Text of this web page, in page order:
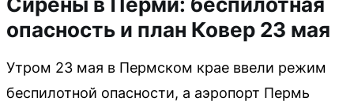
опасность и план Ковер 23 мая
Утром 23 мая в Пермском крае ввели режим
беспилотной опасности, а аэропорт Пермь